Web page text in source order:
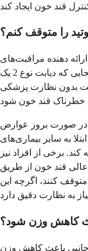
را متوقف کنم؟
دهنده مراقبت‌های
بهداشتی شما گرفته می‌شد، نه به تنهایی. از آنجایی که دیابت نوع 2 یک
بدون نظارت پزشکی
صورت بروز عوارض
به سایر بیماری‌های
برخی از افراد نیز
قند خون از طریق
کنند، اگرچه این
کاهش وزن شود؟
جانبی باعث کاهش وزن